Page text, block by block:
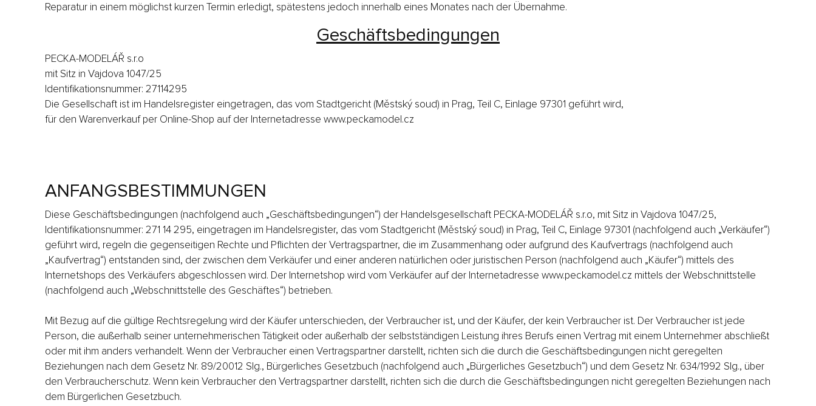
Reparatur in einem möglichst kurzen Termin erledigt, spätestens jedoch innerhalb eines Monates nach der Übernahme.
Geschäftsbedingungen
PECKA-MODELÁŘ s.r.o
mit Sitz in Vajdova 1047/25
Identifikationsnummer: 27114295
Die Gesellschaft ist im Handelsregister eingetragen, das vom Stadtgericht (Městský soud) in Prag, Teil C, Einlage 97301 geführt wird,
für den Warenverkauf per Online-Shop auf der Internetadresse www.peckamodel.cz
ANFANGSBESTIMMUNGEN
Diese Geschäftsbedingungen (nachfolgend auch „Geschäftsbedingungen“) der Handelsgesellschaft PECKA-MODELÁŘ s.r.o, mit Sitz in Vajdova 1047/25,
Identifikationsnummer: 271 14 295, eingetragen im Handelsregister, das vom Stadtgericht (Městský soud) in Prag, Teil C, Einlage 97301 (nachfolgend auch „Verkäufer“)
geführt wird, regeln die gegenseitigen Rechte und Pflichten der Vertragspartner, die im Zusammenhang oder aufgrund des Kaufvertrags (nachfolgend auch
„Kaufvertrag“) entstanden sind, der zwischen dem Verkäufer und einer anderen natürlichen oder juristischen Person (nachfolgend auch „Käufer“) mittels des
Internetshops des Verkäufers abgeschlossen wird. Der Internetshop wird vom Verkäufer auf der Internetadresse www.peckamodel.cz mittels der Webschnittstelle
(nachfolgend auch „Webschnittstelle des Geschäftes“) betrieben.
Mit Bezug auf die gültige Rechtsregelung wird der Käufer unterschieden, der Verbraucher ist, und der Käufer, der kein Verbraucher ist. Der Verbraucher ist jede
Person, die außerhalb seiner unternehmerischen Tätigkeit oder außerhalb der selbstständigen Leistung ihres Berufs einen Vertrag mit einem Unternehmer abschließt
oder mit ihm anders verhandelt. Wenn der Verbraucher einen Vertragspartner darstellt, richten sich die durch die Geschäftsbedingungen nicht geregelten
Beziehungen nach dem Gesetz Nr. 89/20012 Slg., Bürgerliches Gesetzbuch (nachfolgend auch „Bürgerliches Gesetzbuch“) und dem Gesetz Nr. 634/1992 Slg., über
den Verbraucherschutz. Wenn kein Verbraucher den Vertragspartner darstellt, richten sich die durch die Geschäftsbedingungen nicht geregelten Beziehungen nach
dem Bürgerlichen Gesetzbuch.